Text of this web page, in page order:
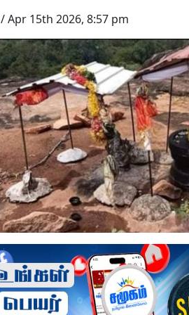
/ Apr 15th 2026, 8:57 pm